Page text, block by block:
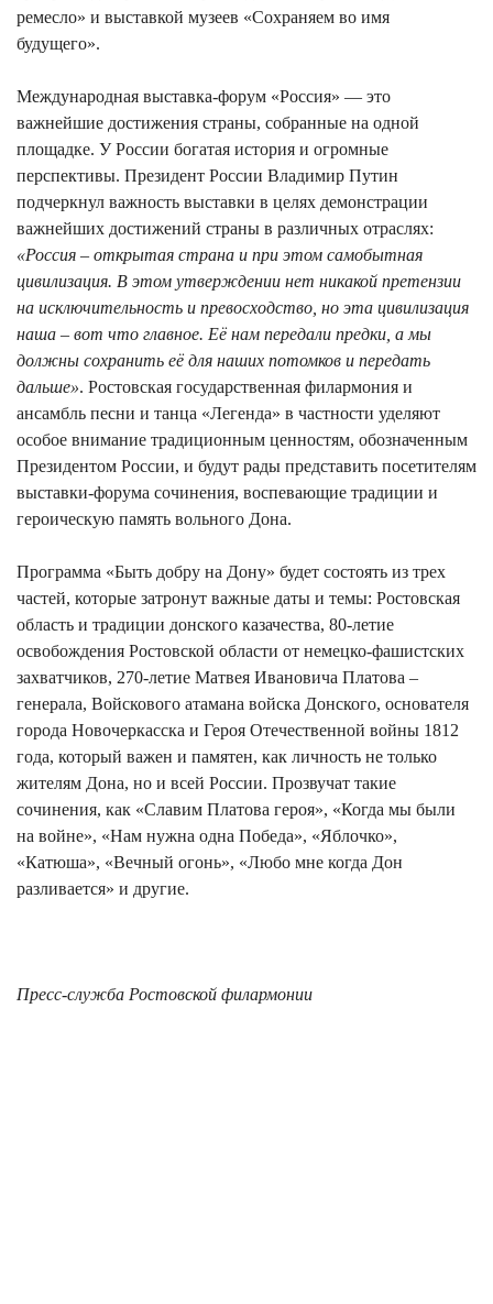
ремесло» и выставкой музеев «Сохраняем во имя
будущего».
Международная выставка-форум «Россия» — это
важнейшие достижения страны, собранные на одной
площадке. У России богатая история и огромные
перспективы. Президент России Владимир Путин
подчеркнул важность выставки в целях демонстрации
важнейших достижений страны в различных отраслях:
«Россия – открытая страна и при этом самобытная
цивилизация. В этом утверждении нет никакой претензии
на исключительность и превосходство, но эта цивилизация
наша – вот что главное. Её нам передали предки, а мы
должны сохранить её для наших потомков и передать
дальше». Ростовская государственная филармония и
ансамбль песни и танца «Легенда» в частности уделяют
особое внимание традиционным ценностям, обозначенным
Президентом России, и будут рады представить посетителям
выставки-форума сочинения, воспевающие традиции и
героическую память вольного Дона.
Программа «Быть добру на Дону» будет состоять из трех
частей, которые затронут важные даты и темы: Ростовская
область и традиции донского казачества, 80-летие
освобождения Ростовской области от немецко-фашистских
захватчиков, 270-летие Матвея Ивановича Платова –
генерала, Войскового атамана войска Донского, основателя
города Новочеркасска и Героя Отечественной войны 1812
года, который важен и памятен, как личность не только
жителям Дона, но и всей России. Прозвучат такие
сочинения, как «Славим Платова героя», «Когда мы были
на войне», «Нам нужна одна Победа», «Яблочко»,
«Катюша», «Вечный огонь», «Любо мне когда Дон
разливается» и другие.
Пресс-служба Ростовской филармонии